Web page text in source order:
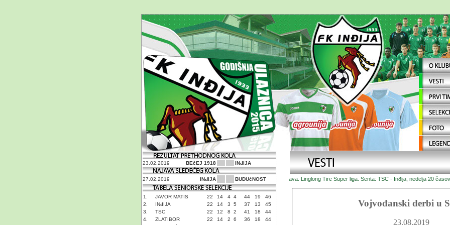
23.02.2019 BEčEJ 1918 INđIJA
27.02.2019 INđIJA BUDUćNOST
1. JAVOR MATIS 22 14 4 4 44 19
46
2.
INđIJA 22 14 3 5 37 13
45
3.
TSC 22 12 8 2 41 18
44
4.
ZLATIBOR 22 14 2 6 36 18
44
Najava. Linglong Tire Super liga. Senta: TSC - Inđija, nedelja 20 časova
Vojvođanski derbi u
23.08.2019